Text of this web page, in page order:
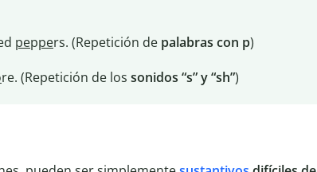
peppers. (Repetición de palabras con p)
re. (Repetición de los sonidos “s” y “sh”)